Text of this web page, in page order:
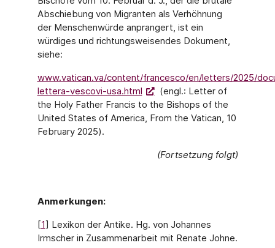
Abschiebung von Migranten als Verhöhnung
der Menschenwürde anprangert, ist ein
würdiges und richtungsweisendes Dokument,
siehe:
www.vatican.va/content/francesco/en/letters/2025/
lettera-vescovi-usa.html
(engl.: Letter of
the Holy Father Francis to the Bishops of the
United States of America, From the Vatican, 10
February 2025).
(Fortsetzung folgt)
Anmerkungen:
[1] Lexikon der Antike. Hg. von Johannes
Irmscher in Zusammenarbeit mit Renate Johne.